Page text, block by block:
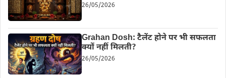
26/05/2026
Grahan Dosh: टैलेंट होने पर भी सफलता
क्यों नहीं मिलती?
26/05/2026